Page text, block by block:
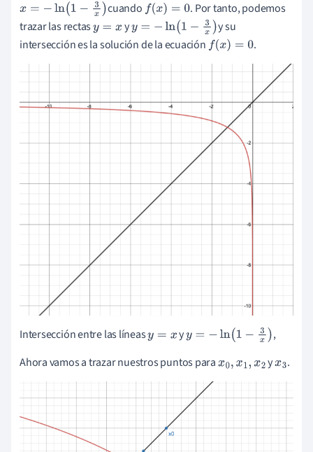
x= -ln (1-3x) cuando f(x)=0 . Por tanto, podemos
trazar las rectasy=x yy=-ln (1 3x)
y su
intersección es la solución de la ecuación f(x)=0 .
Intersección entre las líneasy=x yy=-ln (1-3x)
,
Ahora vamos a trazar nuestros puntos parax0,x1,x2 yx3 .